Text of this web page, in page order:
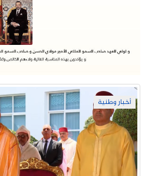
أخبار وطنية